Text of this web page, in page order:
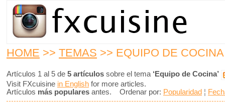
HOME >> TEMAS >> EQUIPO DE COCINA
Artículos 1 al 5 de 5 artículos sobre el tema ‘Equipo de Cocina’
Visit FXcuisine in English for more articles.
Artículos más populares antes. Ordenar por: Popularidad ¦